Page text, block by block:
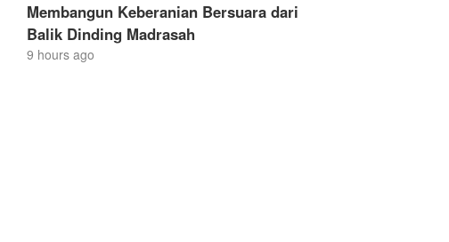
Membangun Keberanian Bersuara dari
Balik Dinding Madrasah
9 hours ago